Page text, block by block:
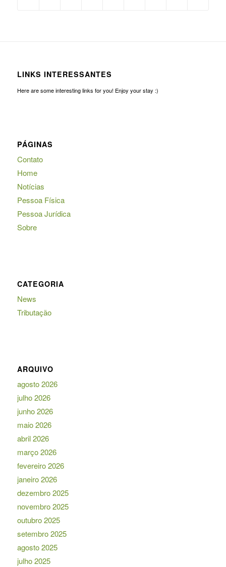
LINKS INTERESSANTES
Here are some interesting links for you! Enjoy your stay :)
PÁGINAS
Contato
Home
Notícias
Pessoa Física
Pessoa Jurídica
Sobre
CATEGORIA
News
Tributação
ARQUIVO
agosto 2026
julho 2026
junho 2026
maio 2026
abril 2026
março 2026
fevereiro 2026
janeiro 2026
dezembro 2025
novembro 2025
outubro 2025
setembro 2025
agosto 2025
julho 2025